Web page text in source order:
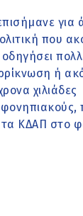
για
που
ή
χιλιάδες
ΚΔΑΠ στο